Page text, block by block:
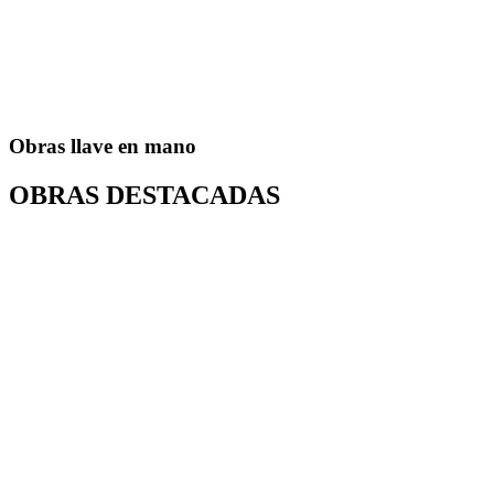
Obras llave en mano
OBRAS DESTACADAS